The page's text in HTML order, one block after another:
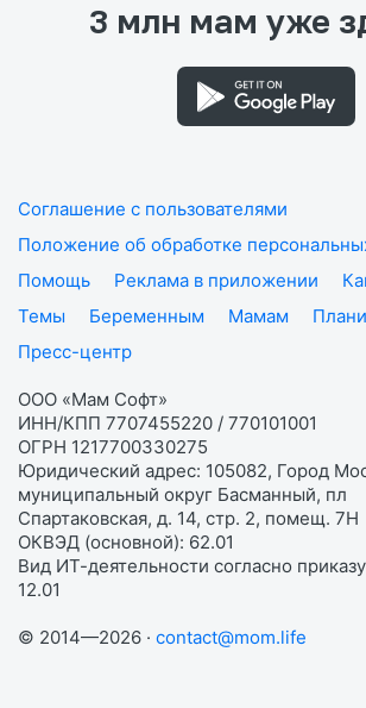
3 млн мам уже
Соглашение с пользователями
Положение об обработке
Помощь
Реклама в приложении
Темы
Беременным Мамам
Пресс-центр
ООО «Мам Софт»
ИНН/КПП 7707455220 / 770101001
ОГРН 1217700330275
Юридический адрес: 105082, Город
муниципальный округ Басманный, пл
Спартаковская, д. 14, стр. 2, помещ. 7Н
ОКВЭД (основной): 62.01
Вид ИТ-деятельности согласно
12.01
© 2014—2026 · contact@mom.life